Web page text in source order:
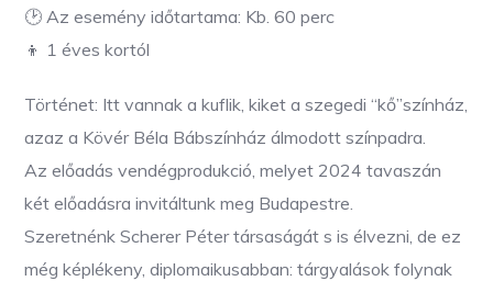
🕑 Az esemény időtartama: Kb. 60 perc
👦 1 éves kortól
Történet: Itt vannak a kuflik, kiket a szegedi “kő”színház,
azaz a Kövér Béla Bábszínház álmodott színpadra.
Az előadás vendégprodukció, melyet 2024 tavaszán
két előadásra invitáltunk meg Budapestre.
Szeretnénk Scherer Péter társaságát s is élvezni, de ez
még képlékeny, diplomaikusabban: tárgyalások folynak